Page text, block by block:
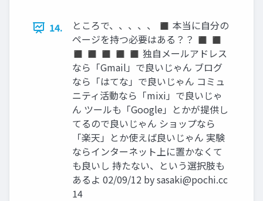
14.
ところで、、、、、 ◼ 本当に自分の
ページを持つ必要はある？？ ◼ ◼
◼ ◼ ◼ ◼ ◼ 独自メールアドレス
なら「Gmail」で良いじゃん ブログ
なら「はてな」で良いじゃん コミュ
ニティ活動なら「mixi」で良いじゃ
ん ツールも「Google」とかが提供し
てるので良いじゃん ショップなら
「楽天」とか使えば良いじゃん 実験
ならインターネット上に置かなくて
も良いし 持たない、という選択肢も
あるよ 02/09/12 bysasaki@pochi.cc
14